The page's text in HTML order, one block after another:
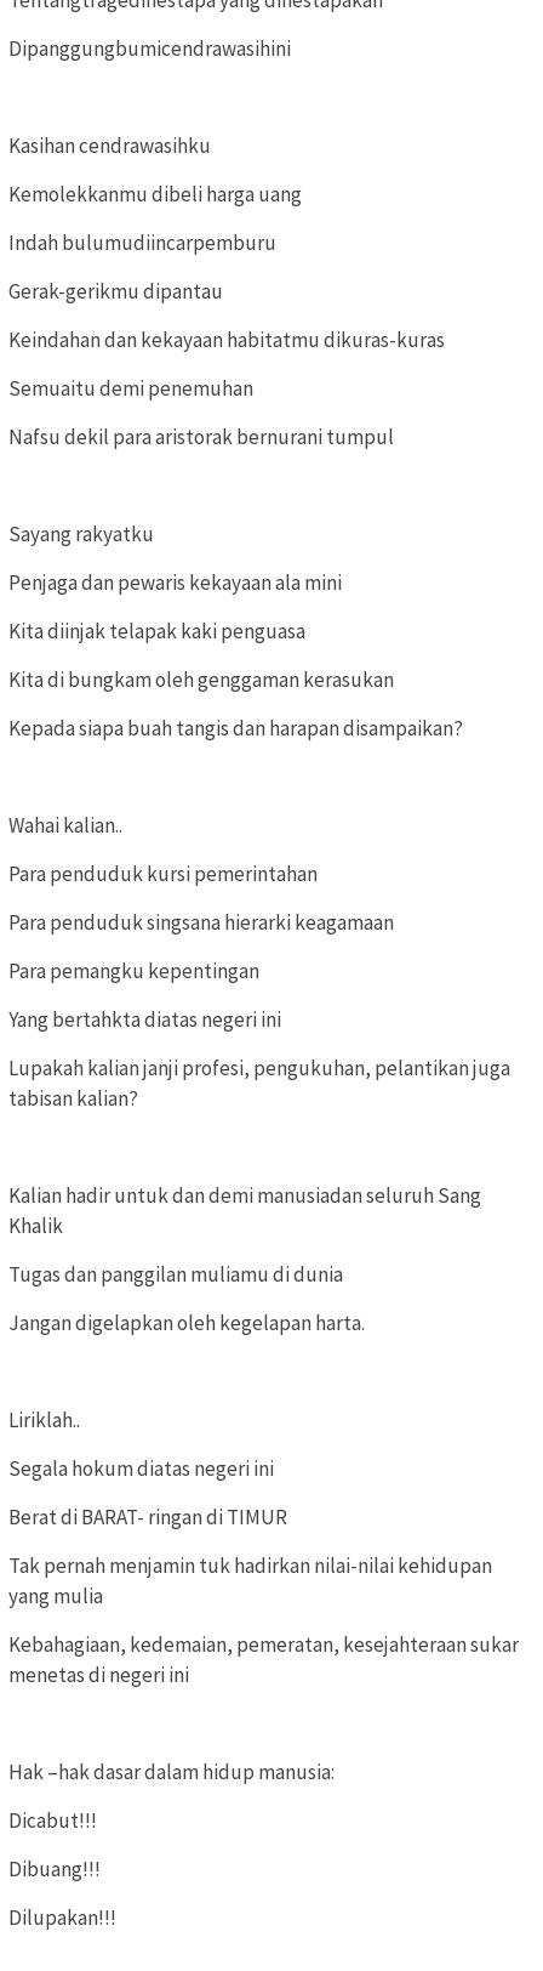
Dipanggungbumicendrawasihini
Kasihan cendrawasihku
Kemolekkanmu dibeli harga uang
Indah bulumudiincarpemburu
Gerak-gerikmu dipantau
Keindahan dan kekayaan habitatmu dikuras-kuras
Semuaitu demi penemuhan
Nafsu dekil para aristorak bernurani tumpul
Sayang rakyatku
Penjaga dan pewaris kekayaan ala mini
Kita diinjak telapak kaki penguasa
Kita di bungkam oleh genggaman kerasukan
Kepada siapa buah tangis dan harapan disampaikan?
Wahai kalian..
Para penduduk kursi pemerintahan
Para penduduk singsana hierarki keagamaan
Para pemangku kepentingan
Yang bertahkta diatas negeri ini
Lupakah kalian janji profesi, pengukuhan, pelantikan juga
tabisan kalian?
Kalian hadir untuk dan demi manusiadan seluruh Sang
Khalik
Tugas dan panggilan muliamu di dunia
Jangan digelapkan oleh kegelapan harta.
Liriklah..
Segala hokum diatas negeri ini
Berat di BARAT- ringan di TIMUR
Tak pernah menjamin tuk hadirkan nilai-nilai kehidupan
yang mulia
Kebahagiaan, kedemaian, pemeratan, kesejahteraan sukar
menetas di negeri ini
Hak –hak dasar dalam hidup manusia:
Dicabut!!!
Dibuang!!!
Dilupakan!!!